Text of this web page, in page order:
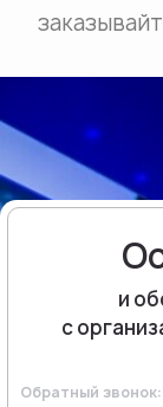
и
с
Обратный звонок: